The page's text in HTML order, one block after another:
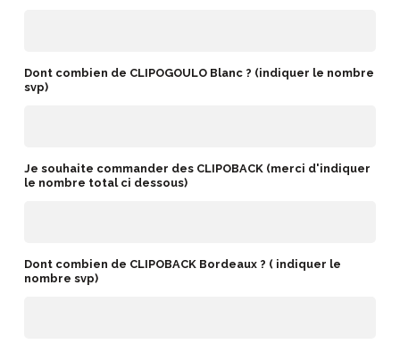
Dont combien de CLIPOGOULO Blanc ? (indiquer le nombre
svp)
Je souhaite commander des CLIPOBACK (merci d'indiquer
le nombre total ci dessous)
Dont combien de CLIPOBACK Bordeaux ? ( indiquer le
nombre svp)